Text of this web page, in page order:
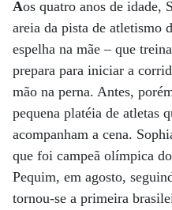
Aos quatro anos de idade,
areia da pista de atletismo
espelha na mãe – que
prepara para iniciar a
mão na perna. Antes,
pequena platéia de atletas
acompanham a cena.
que foi campeã olímpica
Pequim, em agosto,
tornou-se a primeira